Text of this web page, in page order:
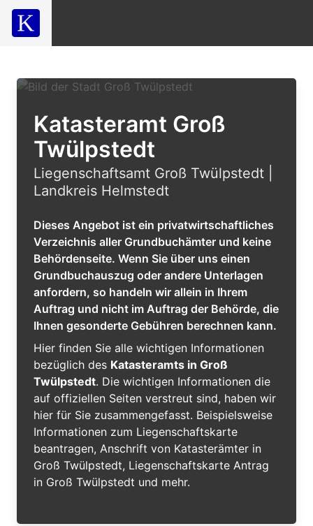
Katasteramt Groß
Twülpstedt
Liegenschaftsamt Groß Twülpstedt |
Landkreis Helmstedt
Dieses Angebot ist ein privatwirtschaftliches
Verzeichnis aller Grundbuchämter und keine
Behördenseite. Wenn Sie über uns einen
Grundbuchauszug oder andere Unterlagen
anfordern, so handeln wir allein in Ihrem
Auftrag und nicht im Auftrag der Behörde, die
Ihnen gesonderte Gebühren berechnen kann.
Hier finden Sie alle wichtigen Informationen
bezüglich des Katasteramts in Groß
Twülpstedt. Die wichtigen Informationen die
auf offiziellen Seiten verstreut sind, haben wir
hier für Sie zusammengefasst. Beispielsweise
Informationen zum Liegenschaftskarte
beantragen, Anschrift von Katasterämter in
Groß Twülpstedt, Liegenschaftskarte Antrag
in Groß Twülpstedt und mehr.